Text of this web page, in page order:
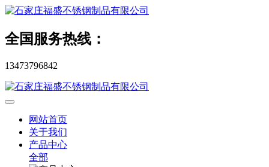
全国服务热线：
13473796842
网站首页
关于我们
产品中心
全部